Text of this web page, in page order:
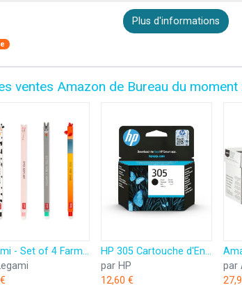
Plus d'informations
ventes Amazon de Bureau du moment
Legami - Set of 4 Farm Sweet Farm Erasable Gel Pens, Stylos à encre thermosensible effaçable, noir, rose, vert, rouge, efface sans consommer de feuille, pointe 0,7 mm
HP 305 Cartouche d'Encre Noire Authentique (3YM61AE)
par HP
12,60 €
par